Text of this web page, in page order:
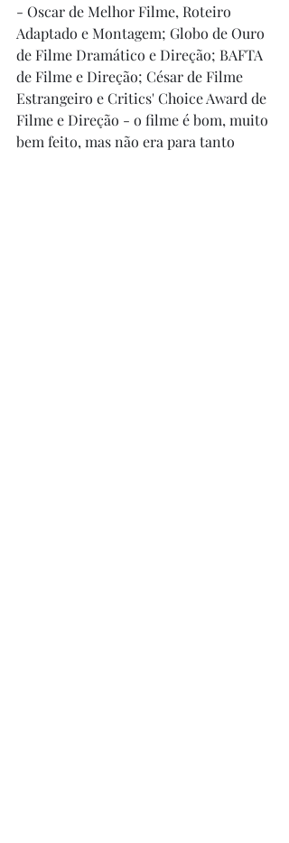
- Oscar de Melhor Filme, Roteiro
Adaptado e Montagem; Globo de Ouro
de Filme Dramático e Direção; BAFTA
de Filme e Direção; César de Filme
Estrangeiro e Critics' Choice Award de
Filme e Direção - o filme é bom, muito
bem feito, mas não era para tanto